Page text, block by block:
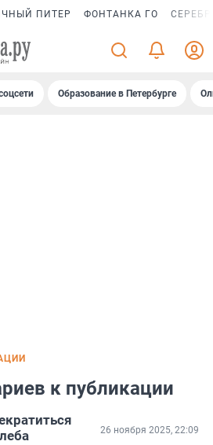
ПИТЕР ФОНТАНКА ГО
Образование в Петербурге
к публикации
26 ноября 2025, 22:09